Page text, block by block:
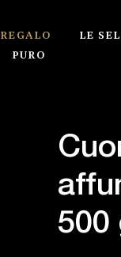
LE
PURO
500